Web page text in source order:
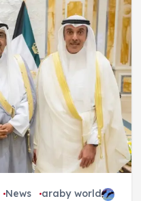
araby world
News